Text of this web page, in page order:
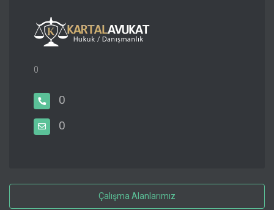
0
0
0
Çalışma Alanlarımız